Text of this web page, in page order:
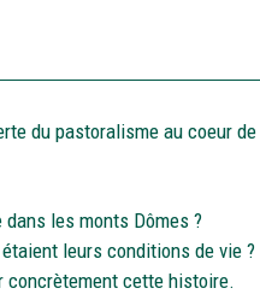
du pastoralisme au coeur de
les monts Dômes ?
leurs conditions de vie ?
concrètement cette histoire.